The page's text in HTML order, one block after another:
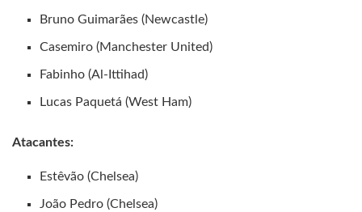
Bruno Guimarães (Newcastle)
Casemiro (Manchester United)
Fabinho (Al-Ittihad)
Lucas Paquetá (West Ham)
Atacantes:
Estêvão (Chelsea)
João Pedro (Chelsea)